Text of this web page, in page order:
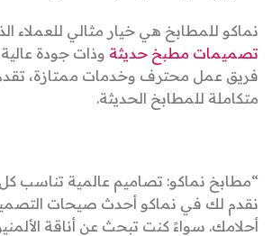
نماكو للمطابخ هي خيار مثالي للعملاء
تصميمات مطبخ حديثة وذات جودة
فريق عمل محترف وخدمات ممتازة، تقدم
متكاملة للمطابخ الحديثة.
“مطابخ نماكو: تصاميم عالمية تناسب
نقدم لك في نماكو أحدث صيحات
أحلامك. سواءً كنت تبحث عن أناقة